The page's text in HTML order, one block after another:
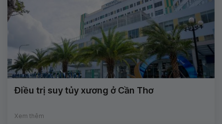
Điều trị suy tủy xương ở Cần Thơ
Xem thêm